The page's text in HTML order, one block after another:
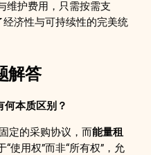
维护费用，只需按需支
经济性与可持续性的完美统
解答
何本质区别？
定的采购协议，而能量租
使用权”而非“所有权”，允